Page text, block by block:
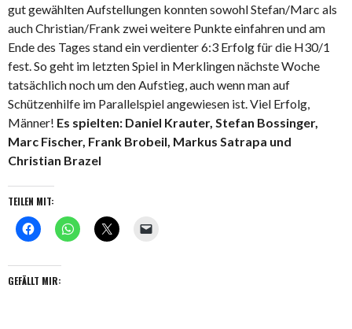
gut gewählten Aufstellungen konnten sowohl Stefan/Marc als
auch Christian/Frank zwei weitere Punkte einfahren und am
Ende des Tages stand ein verdienter 6:3 Erfolg für die H30/1
fest. So geht im letzten Spiel in Merklingen nächste Woche
tatsächlich noch um den Aufstieg, auch wenn man auf
Schützenhilfe im Parallelspiel angewiesen ist. Viel Erfolg,
Männer! Es spielten: Daniel Krauter, Stefan Bossinger,
Marc Fischer, Frank Brobeil, Markus Satrapa und
Christian Brazel
TEILEN MIT:
GEFÄLLT MIR: